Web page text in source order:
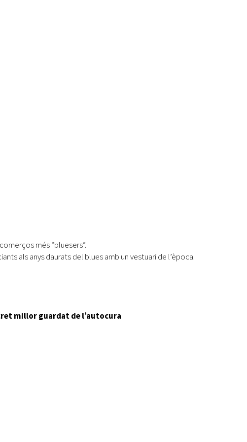
més “bluesers”.
als anys daurats del blues amb un vestuari de l’època.
millor guardat de l’autocura